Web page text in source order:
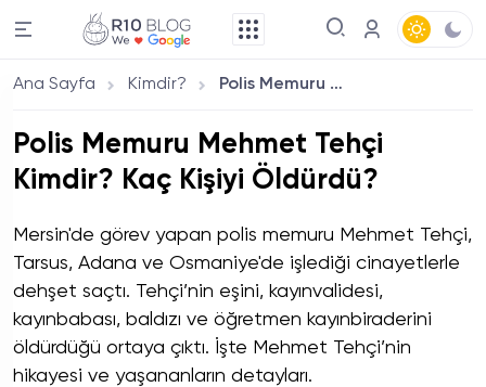
Ana Sayfa Kimdir? Polis Memuru Mehmet Tehçi Kimdir? Kaç Kişiyi Öldürdü?
Polis Memuru Mehmet Tehçi
Kimdir? Kaç Kişiyi Öldürdü?
Mersin'de görev yapan polis memuru Mehmet Tehçi,
Tarsus, Adana ve Osmaniye'de işlediği cinayetlerle
dehşet saçtı. Tehçi’nin eşini, kayınvalidesi,
kayınbabası, baldızı ve öğretmen kayınbiraderini
öldürdüğü ortaya çıktı. İşte Mehmet Tehçi’nin
hikayesi ve yaşananların detayları.